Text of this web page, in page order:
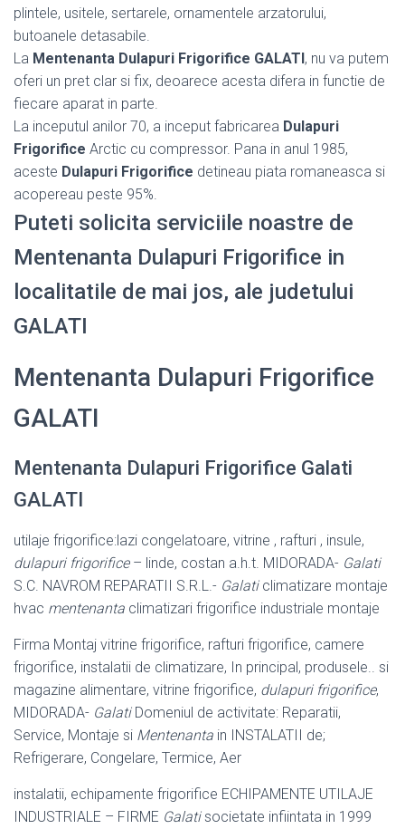
plintele, usitele, sertarele, ornamentele arzatorului,
butoanele detasabile.
La Mentenanta Dulapuri Frigorifice GALATI, nu va putem
oferi un pret clar si fix, deoarece acesta difera in functie de
fiecare aparat in parte.
La inceputul anilor 70, a inceput fabricarea Dulapuri
Frigorifice Arctic cu compressor. Pana in anul 1985,
aceste Dulapuri Frigorifice detineau piata romaneasca si
acopereau peste 95%.
Puteti solicita serviciile noastre de
Mentenanta Dulapuri Frigorifice in
localitatile de mai jos, ale judetului
GALATI
Mentenanta Dulapuri Frigorifice
GALATI
Mentenanta Dulapuri Frigorifice Galati
GALATI
utilaje frigorifice:lazi congelatoare, vitrine , rafturi , insule,
dulapuri frigorifice– linde, costan a.h.t. MIDORADA- Galati
S.C. NAVROM REPARATII S.R.L.- Galaticlimatizare montaje
hvac mentenanta climatizari frigorifice industriale montaje
Firma Montaj vitrine frigorifice, rafturi frigorifice, camere
frigorifice, instalatii de climatizare, In principal, produsele.. si
magazine alimentare, vitrine frigorifice, dulapuri frigorifice,
MIDORADA- GalatiDomeniul de activitate: Reparatii,
Service, Montaje si Mentenanta in INSTALATII de;
Refrigerare, Congelare, Termice, Aer
instalatii, echipamente frigorifice ECHIPAMENTE UTILAJE
INDUSTRIALE – FIRME Galatisocietate infiintata in 1999